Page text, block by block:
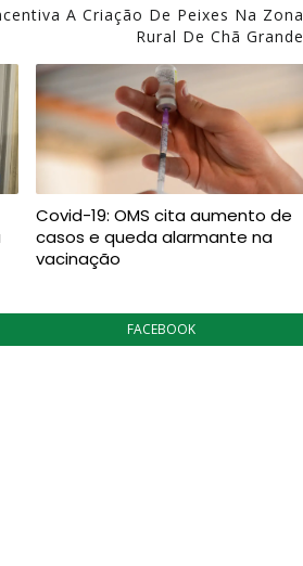
A Criação De Peixes Na Zona
Rural De Chã Grande
Covid-19: OMS cita aumento de
casos e queda alarmante na
vacinação
FACEBOOK